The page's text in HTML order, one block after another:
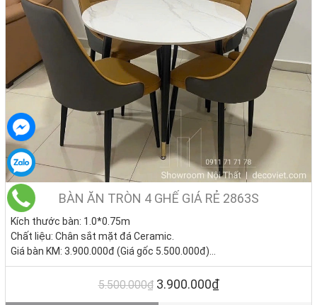
của gia đình bạn.
BÀN ĂN TRÒN 4 GHẾ GIÁ RẺ 2863S
Kích thước bàn: 1.0*0.75m
Chất liệu: Chân sắt mặt đá Ceramic.
Giá bàn KM: 3.900.000đ (Giá gốc 5.500.000đ)
Giá ghế KM: 850.000đ/ Cái (Giá gốc 1.050.000đ)
Giá trọn bộ 4 ghế: 7.300.000đ
5.500.000₫ 3.900.000₫